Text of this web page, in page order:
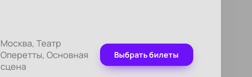
Москва, Театр
Оперетты, Основная
сцена
Выбрать билеты